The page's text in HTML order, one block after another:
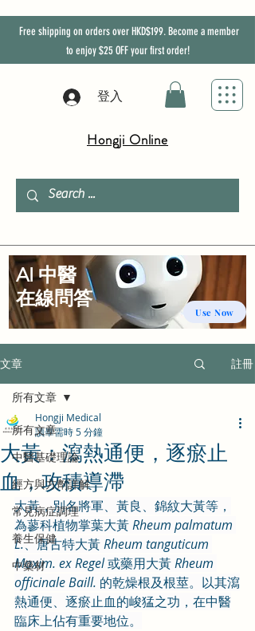
Free shipping on orders over HKD$199. Become a member
to enjoy$25 OFFyour first order!
登入
Hongji Online
文章 註冊
所有文章
中醫基礎理論
經方與方劑詳解
常見病症調理
養生保健
中藥材
所有文章
大黃：瀉熱通便，逐瘀止
血，攻積導滯
Hongji Medical
讀畢需時 5 分鐘
大黃，別名將軍、黃良、錦紋大黃等，
為蓼科植物掌葉大黃 Rheum palmatum
L.、唐古特大黃 Rheum tanguticum
Maxim. ex Regel 或藥用大黃 Rheum
officinale Baill. 的乾燥根及根莖。以其瀉
熱通便、逐瘀止血的峻猛之功，在中醫
臨床上佔有重要地位。
Use Now
AI 中醫
​在線問答